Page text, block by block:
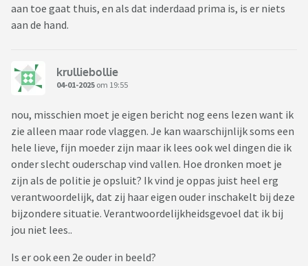
aan toe gaat thuis, en als dat inderdaad prima is, is er niets
aan de hand.
krulliebollie
04-01-2025 om 19:55
nou, misschien moet je eigen bericht nog eens lezen want ik
zie alleen maar rode vlaggen. Je kan waarschijnlijk soms een
hele lieve, fijn moeder zijn maar ik lees ook wel dingen die ik
onder slecht ouderschap vind vallen. Hoe dronken moet je
zijn als de politie je opsluit? Ik vind je oppas juist heel erg
verantwoordelijk, dat zij haar eigen ouder inschakelt bij deze
bijzondere situatie. Verantwoordelijkheidsgevoel dat ik bij
jou niet lees..
Is er ook een 2e ouder in beeld?